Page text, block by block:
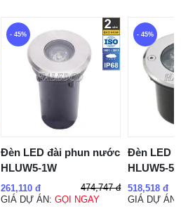
- 45%
Đèn LED đài phun nước
HLUW5-1W
261,110 đ
474,747 đ
GIÁ DỰ ÁN:GỌI NGAY
- 45%
Đèn LED
HLUW5-
518,518 đ
GIÁ DỰ